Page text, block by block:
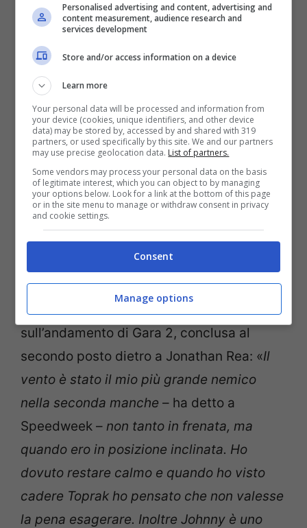
SBK 2021, Redding crede
ancora nel titolo mondiale
Reddingdopo la fine del weekend
Superbike a Portimao si è così espresso
sull’andamento di Gara 2, conclusa al
secondo posto dietro a Jonathan Rea: «Il
vento è stato il mio più grande nemico
nella seconda manche – ha detto a
Speedweek – non tanto in frenata, ma
quando ero in posizione inclinata. Ho
dovuto restare calmo e quando ho visto
cadere Toprak ho pensato che non valesse
la pena esagerare. Inoltre Johnny è uno
Personalised advertising and content, advertising and
content measurement, audience research and
services development
Store and/or access information on a device
Learn more
Your personal data will be processed and information from
your device (cookies, unique identifiers, and other device
data) may be stored by, accessed by and shared with 319
partners, or used specifically by this site. We and our partners
may use precise geolocation data. List of partners.
Some vendors may process your personal data on the basis
of legitimate interest, which you can object to by managing
your options below. Look for a link at the bottom of this page
or in the site menu to manage or withdraw consent in privacy
and cookie settings.
Consent
Manage options